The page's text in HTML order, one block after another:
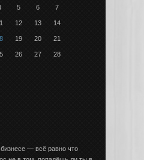
5 6 7
12 13 14
19 20 21
26 27 28
— всё равно что